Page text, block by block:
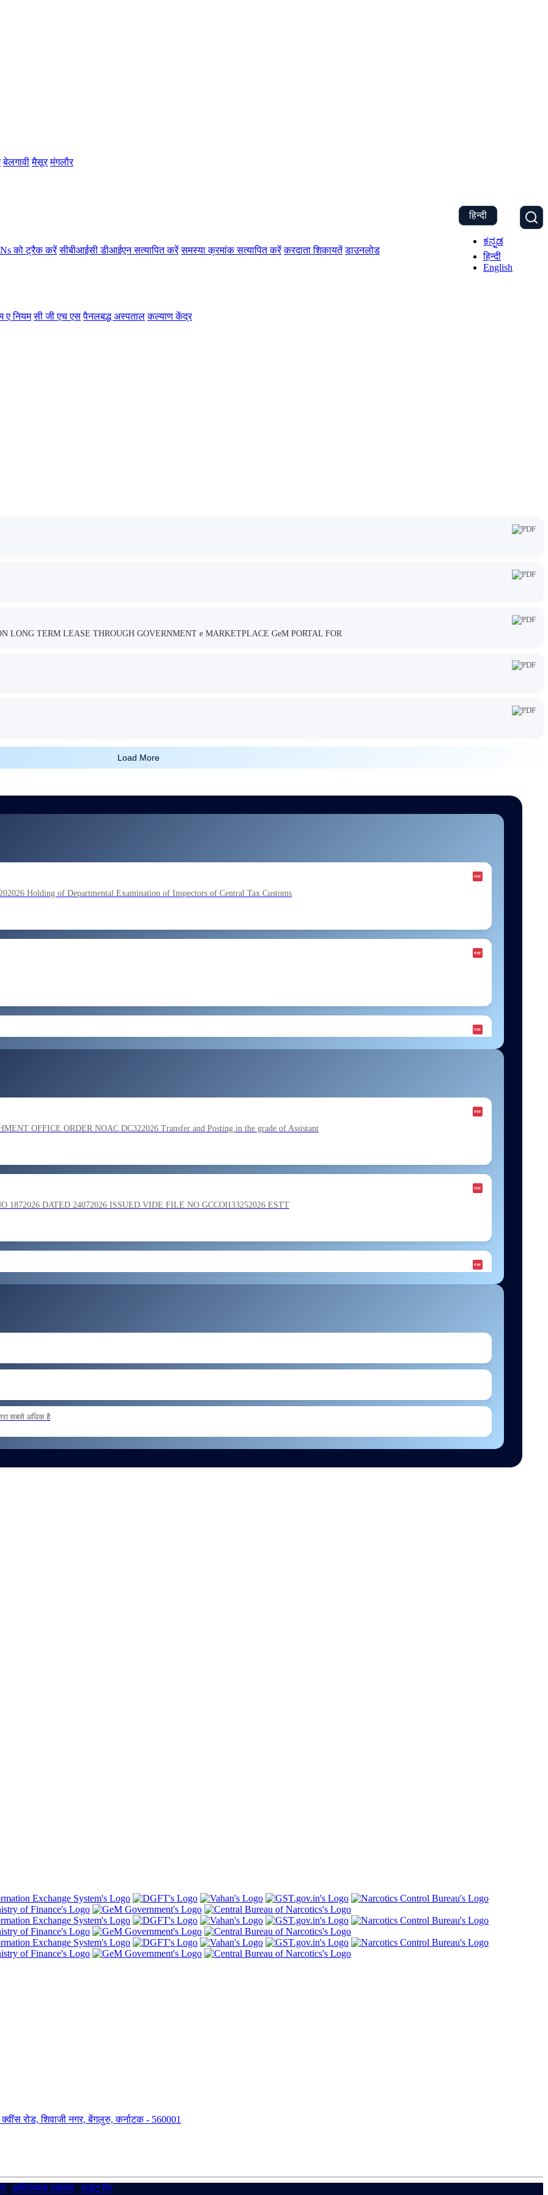
बेलगावी मैसूर मंगलौर
को ट्रैक करें सीबीआईसी डीआईएन सत्यापित करें समस्या क्रमांक सत्यापित करें करदाता शिकायतें डाउनलोड
ए नियम सी जी एच एस पैनलबद्ध अस्पताल कल्याण केंद्र
हिन्दी
ಕನ್ನಡ
हिन्दी
English
LONG TERM LEASE THROUGH GOVERNMENT e MARKETPLACE GeM PORTAL FOR
Load More
Holding of Departmental Examination of Inspectors of Central Tax Customs
on the basis of result of Combined Graduate Level Examination
by SSC on the basis of result of CombIned Graduate Level E
OFFICE ORDER NOAC DC322026 Transfer and Posting in the grade of Assistant
1872026 DATED 24072026 ISSUED VIDE FILE NO GCCOII33252026 ESTT
basis to formations outside the zone Reg
सबसे अधिक है
रोड, शिवाजी नगर, बेंगलुरु, कर्नाटक - 560001
| अभिगम्यता वक्तव्य |साइट मैप